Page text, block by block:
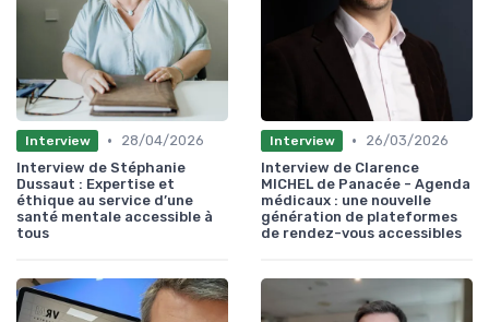
Interview •
28/04/2026
Interview de Stéphanie
Dussaut : Expertise et
éthique au service d’une
santé mentale accessible à
tous
Interview •
26/03/2026
Interview de Clarence
MICHEL de Panacée - Agenda
médicaux : une nouvelle
génération de plateformes
de rendez-vous accessibles